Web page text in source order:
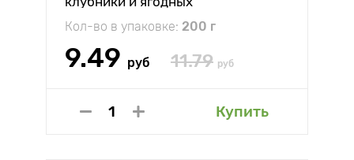
Кол-во в упаковке: 200 г
9.49 руб 11.79 руб
Купить